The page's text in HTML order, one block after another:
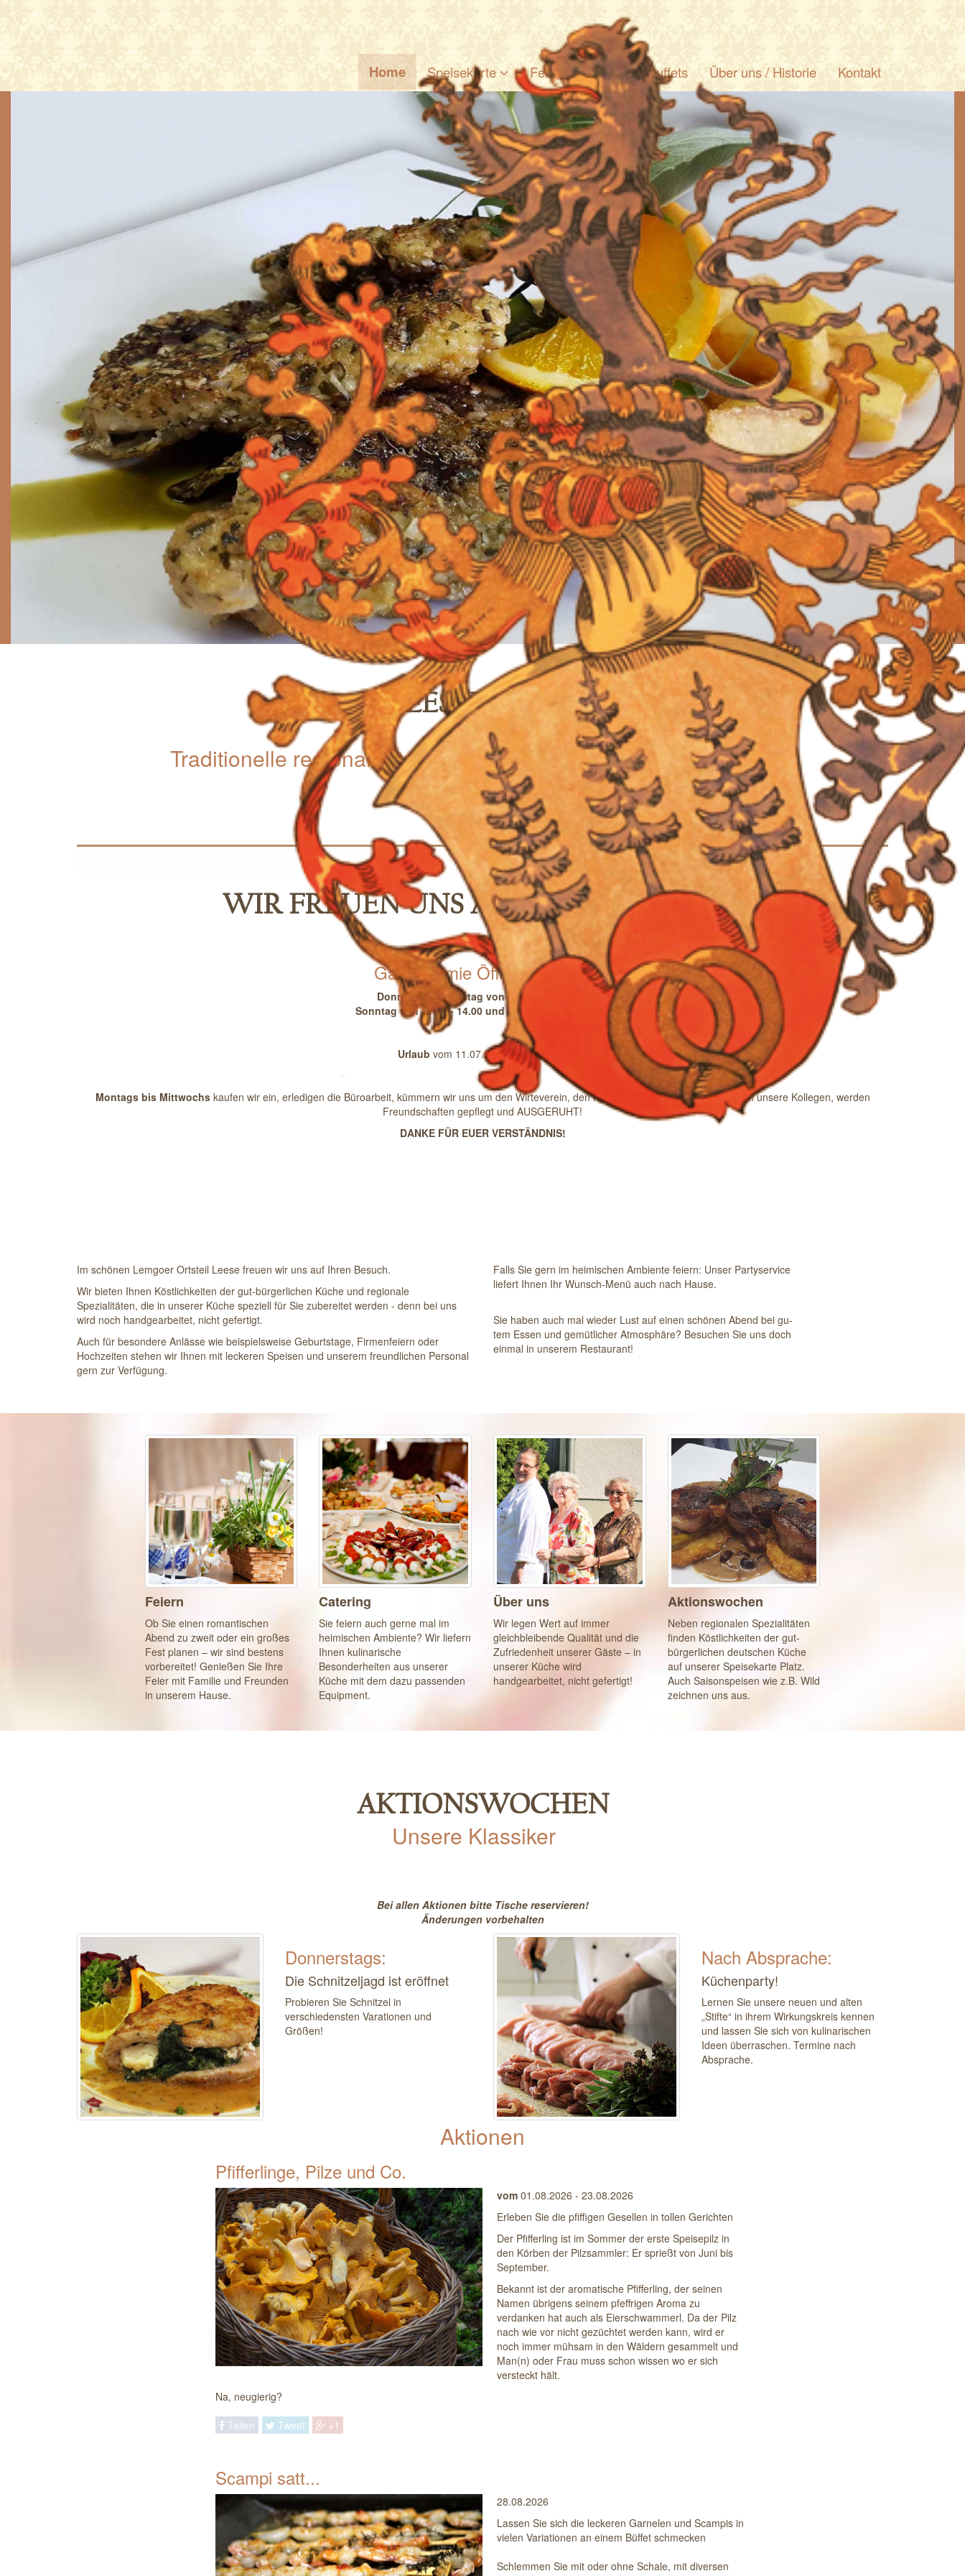
Home Speisekarte Feiern Catering / Buffets Über uns / Historie Kontakt
LEESER KRUG
Traditionelle regionale Speisen und Spezialitäten frisch genießen
WIR FREUEN UNS AUF IHREN BESUCH!
Gastronomie Öffnungszeiten
Donnerstag- Samstag von 18.00 - 21.00 Uhr
Sonntag von 11.30 - 14.00 und von 18.00 - 21.00 Uhr
Urlaub vom 11.07.2026 - 31.07.2026
Montags bis Mittwochs kaufen wir ein, erledigen die Büroarbeit, kümmern wir uns um den Wirteverein, den Köcheclub und anderes, besuchen unsere Kollegen, werden
Freundschaften gepflegt und AUSGERUHT!
DANKE FÜR EUER VERSTÄNDNIS!
Im schönen Lemgoer Ortsteil Leese freuen wir uns auf Ihren Besuch.
Wir bieten Ihnen Köstlichkeiten der gut-bürgerlichen Küche und regionale
Spezialitäten, die in unserer Küche speziell für Sie zubereitet werden - denn bei uns
wird noch handgearbeitet, nicht gefertigt.
Auch für besondere Anlässe wie beispielsweise Geburtstage, Firmenfeiern oder
Hochzeiten stehen wir Ihnen mit leckeren Speisen und unserem freundlichen Personal
gern zur Verfügung.
Falls Sie gern im heimischen Ambiente feiern: Unser Partyservice
liefert Ihnen Ihr Wunsch-Menü auch nach Hause.
Sie haben auch mal wieder Lust auf einen schönen Abend bei gu-
tem Essen und gemütlicher Atmosphäre? Besuchen Sie uns doch
einmal in unserem Restaurant!
Feiern
Ob Sie einen romantischen
Abend zu zweit oder ein großes
Fest planen – wir sind bestens
vorbereitet! Genießen Sie Ihre
Feier mit Familie und Freunden
in unserem Hause.
Catering
Sie feiern auch gerne mal im
heimischen Ambiente? Wir liefern
Ihnen kulinarische
Besonderheiten aus unserer
Küche mit dem dazu passenden
Equipment.
Über uns
Wir legen Wert auf immer
gleichbleibende Qualität und die
Zufriedenheit unserer Gäste – in
unserer Küche wird
handgearbeitet, nicht gefertigt!
Aktionswochen
Neben regionalen Spezialitäten
finden Köstlichkeiten der gut-
bürgerlichen deutschen Küche
auf unserer Speisekarte Platz.
Auch Saisonspeisen wie z.B. Wild
zeichnen uns aus.
AKTIONSWOCHEN
Unsere Klassiker
Bei allen Aktionen bitte Tische reservieren!
Änderungen vorbehalten
Donnerstags:
Die Schnitzeljagd ist eröffnet
Probieren Sie Schnitzel in
verschiedensten Varationen und
Größen!
Nach Absprache:
Küchenparty!
Lernen Sie unsere neuen und alten
„Stifte“ in ihrem Wirkungskreis kennen
und lassen Sie sich von kulinarischen
Ideen überraschen. Termine nach
Absprache.
Aktionen
Pfifferlinge, Pilze und Co.
vom 01.08.2026 - 23.08.2026
Erleben Sie die pfiffigen Gesellen in tollen Gerichten
Der Pfifferling ist im Sommer der erste Speisepilz in
den Körben der Pilzsammler: Er sprießt von Juni bis
September.
Bekannt ist der aromatische Pfifferling, der seinen
Namen übrigens seinem pfeffrigen Aroma zu
verdanken hat auch als Eierschwammerl. Da der Pilz
nach wie vor nicht gezüchtet werden kann, wird er
noch immer mühsam in den Wäldern gesammelt und
Man(n) oder Frau muss schon wissen wo er sich
versteckt hält.
Na, neugierig?
Teilen
Tweet +1
Scampi satt...
28.08.2026
Lassen Sie sich die leckeren Garnelen und Scampis in
vielen Variationen an einem Büffet schmecken
Schlemmen Sie mit oder ohne Schale, mit diversen